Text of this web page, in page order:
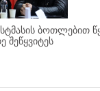
ბოთლებით
შეწყვიტეს